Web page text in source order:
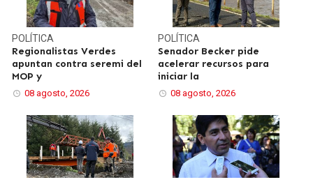
POLÍTICA
Regionalistas Verdes
apuntan contra seremi del
MOP y
08 agosto, 2026
POLÍTICA
Senador Becker pide
acelerar recursos para
iniciar la
08 agosto, 2026